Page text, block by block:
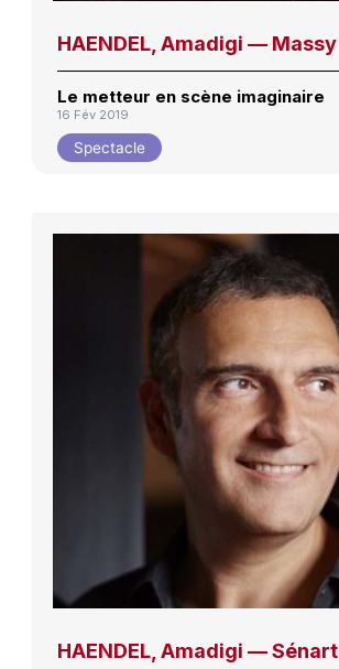
HAENDEL, Amadigi — Massy
Le metteur en scène imaginaire
16 Fév 2019
Spectacle
HAENDEL, Amadigi — Sénart